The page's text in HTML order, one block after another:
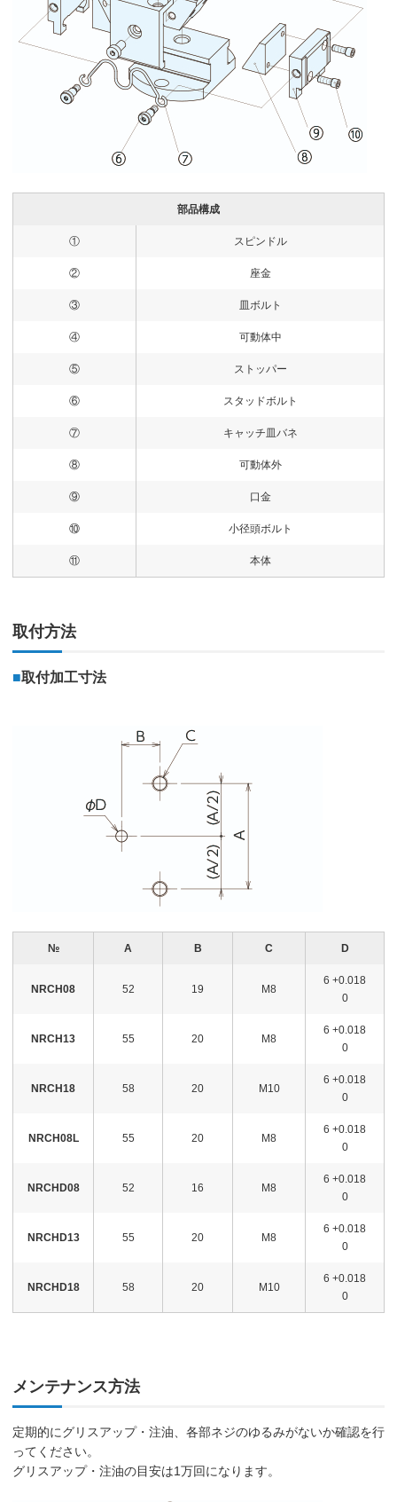
部品構成
① スピンドル
② 座金
③ 皿ボルト
④ 可動体中
⑤ ストッパー
⑥ スタッドボルト
⑦ キャッチ皿バネ
⑧ 可動体外
⑨ 口金
⑩ 小径頭ボルト
⑪ 本体
取付方法
■取付加工寸法
№ A B C D
NRCH08 52 19 M8
6 +0.018
0
NRCH13 55 20 M8
6 +0.018
0
NRCH18 58 20 M10
6 +0.018
0
NRCH08L 55 20 M8
6 +0.018
0
NRCHD08 52 16 M8
6 +0.018
0
NRCHD13 55 20 M8
6 +0.018
0
NRCHD18 58 20 M10
6 +0.018
0
メンテナンス方法
定期的にグリスアップ・注油、各部ネジのゆるみがないか確認を行
ってください。
グリスアップ・注油の目安は1万回になります。